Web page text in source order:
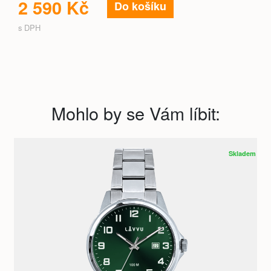
2 590 Kč
s DPH
Do košíku
Mohlo by se Vám líbit:
Skladem